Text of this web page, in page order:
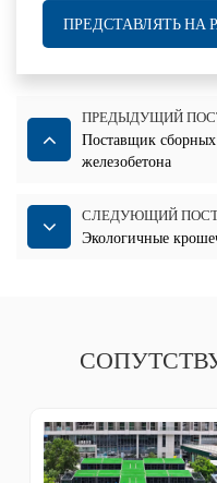
ПРЕДСТАВЛЯТЬ НА
ПРЕДЫДУЩИЙ
Поставщик
железобетона
СЛЕДУЮЩИЙ
Экологичные